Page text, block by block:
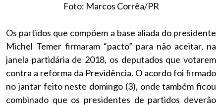
Foto: Marcos Corrêa/PR
Os partidos que compõem a base aliada do presidente
Michel Temer firmaram “pacto” para não aceitar, na
janela partidária de 2018, os deputados que votarem
contra a reforma da Previdência. O acordo foi firmado
no jantar feito neste domingo (3), onde também ficou
combinado que os presidentes de partidos deverão